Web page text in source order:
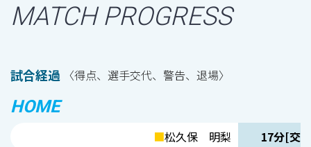
MATCH PROGRESS
試合経過 〈得点、選手交代、警告、退場〉
HOME
■松久保 明梨
17分[交